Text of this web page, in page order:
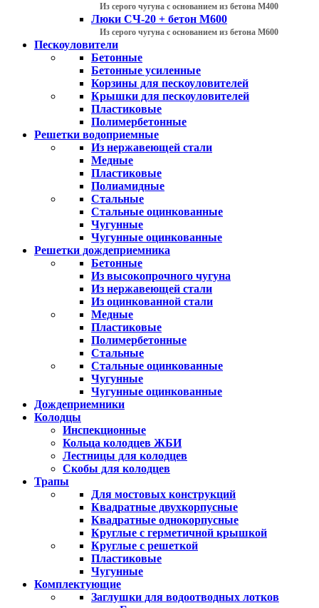
Из серого чугуна с основанием из бетона М400
Люки СЧ-20 + бетон М600
Из серого чугуна с основанием из бетона М600
Пескоуловители
Бетонные
Бетонные усиленные
Корзины для пескоуловителей
Крышки для пескоуловителей
Пластиковые
Полимербетонные
Решетки водоприемные
Из нержавеющей стали
Медные
Пластиковые
Полиамидные
Стальные
Стальные оцинкованные
Чугунные
Чугунные оцинкованные
Решетки дождеприемника
Бетонные
Из высокопрочного чугуна
Из нержавеющей стали
Из оцинкованной стали
Медные
Пластиковые
Полимербетонные
Стальные
Стальные оцинкованные
Чугунные
Чугунные оцинкованные
Дождеприемники
Колодцы
Инспекционные
Кольца колодцев ЖБИ
Лестницы для колодцев
Скобы для колодцев
Трапы
Для мостовых конструкций
Квадратные двухкорпусные
Квадратные однокорпусные
Круглые с герметичной крышкой
Круглые с решеткой
Пластиковые
Чугунные
Комплектующие
Заглушки для водоотводных лотков